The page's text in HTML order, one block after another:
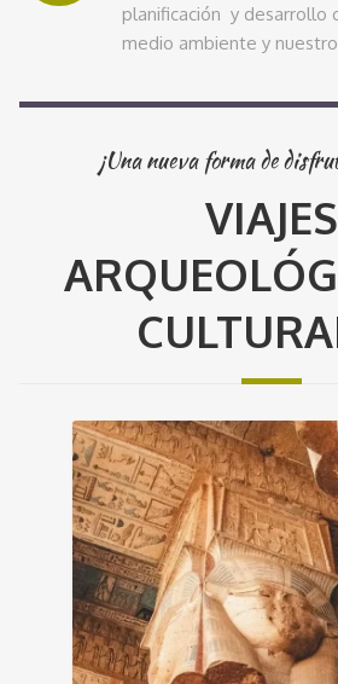
planificación y desarrollo
medio ambiente y
¡Una nueva forma de
VIAJES